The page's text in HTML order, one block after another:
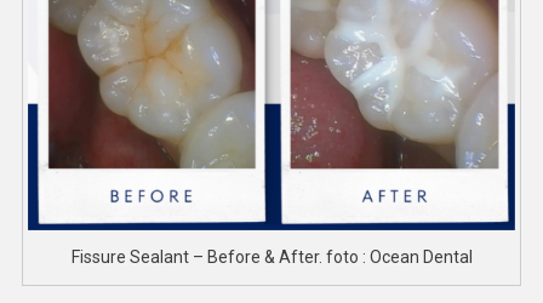
Fissure Sealant – Before & After. foto : Ocean Dental